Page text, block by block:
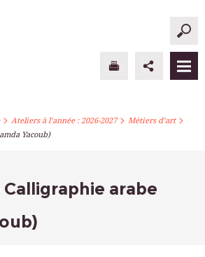
PARIS ATELIERS
À L’ANNÉE
PONCTUELS
> Ateliers à l’année : 2026-2027> Métiers d’art>
Yacoub)
Calligraphie arabe